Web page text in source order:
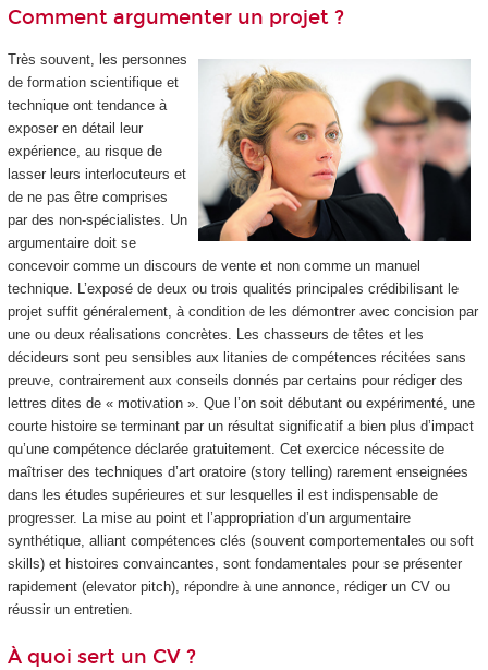
Comment argumenter un projet ?
Très souvent, les personnes
de formation scientifique et
technique ont tendance à
exposer en détail leur
expérience, au risque de
lasser leurs interlocuteurs et
de ne pas être comprises
par des non-spécialistes. Un
argumentaire doit se
concevoir comme un discours de vente et non comme un manuel
technique. L’exposé de deux ou trois qualités principales crédibilisant le
projet suffit généralement, à condition de les démontrer avec concision par
une ou deux réalisations concrètes. Les chasseurs de têtes et les
décideurs sont peu sensibles aux litanies de compétences récitées sans
preuve, contrairement aux conseils donnés par certains pour rédiger des
lettres dites de « motivation ». Que l’on soit débutant ou expérimenté, une
courte histoire se terminant par un résultat significatif a bien plus d’impact
qu’une compétence déclarée gratuitement. Cet exercice nécessite de
maîtriser des techniques d’art oratoire (story telling) rarement enseignées
dans les études supérieures et sur lesquelles il est indispensable de
progresser. La mise au point et l’appropriation d’un argumentaire
synthétique, alliant compétences clés (souvent comportementales ou soft
skills) et histoires convaincantes, sont fondamentales pour se présenter
rapidement (elevator pitch), répondre à une annonce, rédiger un CV ou
réussir un entretien.
À quoi sert un CV ?